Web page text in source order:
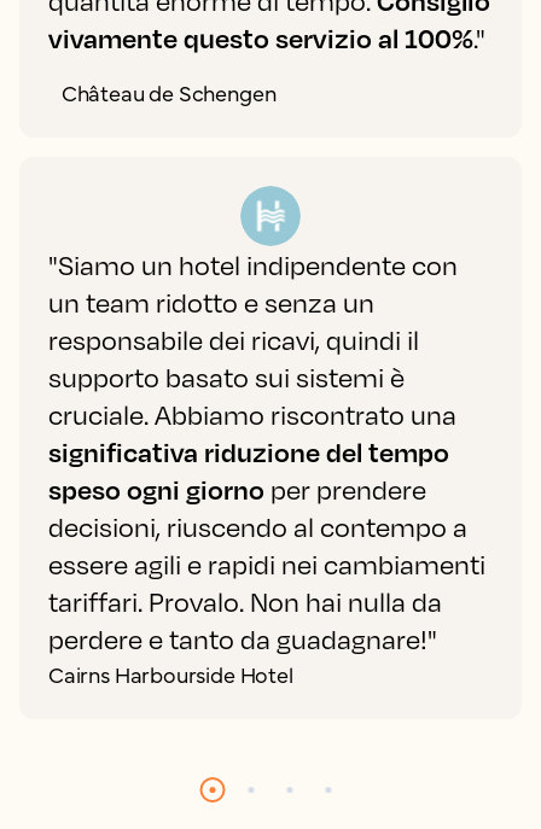
vivamente questo servizio al 100%."
Château de Schengen
"Siamo un hotel indipendente con
un team ridotto e senza un
responsabile dei ricavi, quindi il
supporto basato sui sistemi è
cruciale. Abbiamo riscontrato una
significativa riduzione del tempo
speso ogni giorno per prendere
decisioni, riuscendo al contempo a
essere agili e rapidi nei cambiamenti
tariffari. Provalo. Non hai nulla da
perdere e tanto da guadagnare!"
Cairns Harbourside Hotel